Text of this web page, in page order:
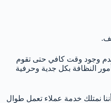
وجود وقت كافي حتى تقوم
النظافة بكل جدية وحرفية
نمتلك خدمة عملاء تعمل طوال